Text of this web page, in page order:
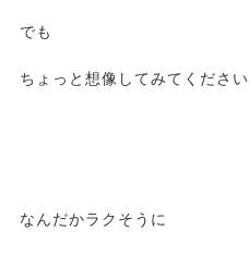
でも
ちょっと想像してみてください
なんだかラクそうに